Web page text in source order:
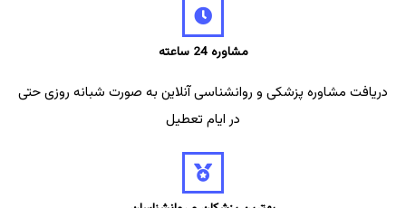
مشاوره 24 ساعته
دریافت مشاوره پزشکی و روانشناسی آنلاین به صورت شبانه روزی حتی
در ایام تعطیل